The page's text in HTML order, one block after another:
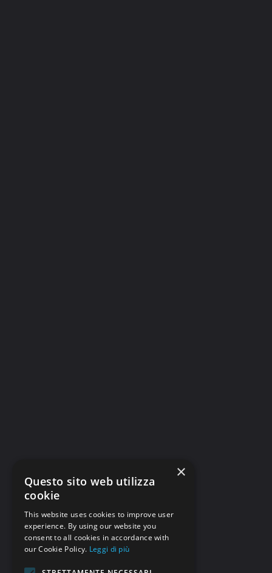
×
Questo sito web utilizza
cookie
This website uses cookies to improve user
experience. By using our website you
consent to all cookies in accordance with
our Cookie Policy. Leggi di più